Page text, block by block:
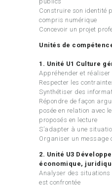
Construire son identité
compris numérique
Concevoir un projet
Unités de
1. Unité U1 Culture
Appréhender et
Respecter les
Synthétiser des
Répondre de façon
posée en relation avec
proposés en lecture
S’adapter à une
Organiser un message
2. Unité U3
économique,
Analyser des situations
est confrontée